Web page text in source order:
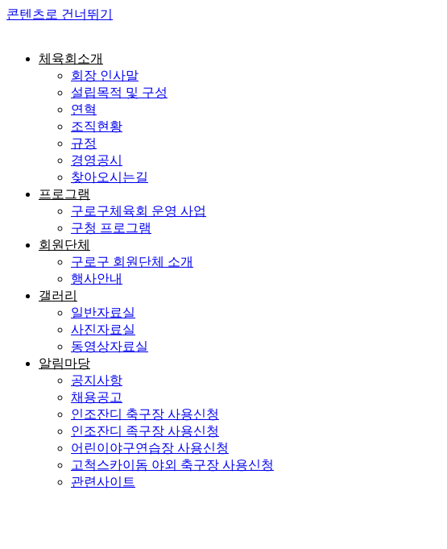
콘텐츠로 건너뛰기
체육회소개
회장 인사말
설립목적 및 구성
연혁
조직현황
규정
경영공시
찾아오시는길
프로그램
구로구체육회 운영 사업
구청 프로그램
회원단체
구로구 회원단체 소개
행사안내
갤러리
일반자료실
사진자료실
동영상자료실
알림마당
공지사항
채용공고
인조잔디 축구장 사용신청
인조잔디 족구장 사용신청
어린이야구연습장 사용신청
고척스카이돔 야외 축구장 사용신청
관련사이트